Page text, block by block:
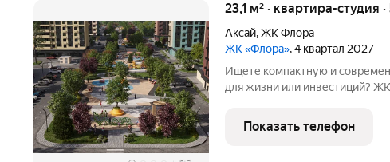
23,1 м² · квартира-студия
Аксай,ЖК Флора
ЖК «Флора», 4 квартал 2027
Ищете компактную и
для жизни или инвестиций? ЖК «Флора»
благоприятную территорию на
ключи сразу при покупке.
Показать телефон